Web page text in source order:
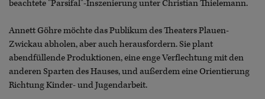
beachtete "Parsifal"-Inszenierung unter Christian Thielemann.
Annett Göhre möchte das Publikum des Theaters Plauen-
Zwickau abholen, aber auch herausfordern. Sie plant
abendfüllende Produktionen, eine enge Verflechtung mit den
anderen Sparten des Hauses, und außerdem eine Orientierung
Richtung Kinder- und Jugendarbeit.